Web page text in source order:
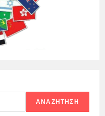
ΑΝΑΖΉΤΗΣΗ